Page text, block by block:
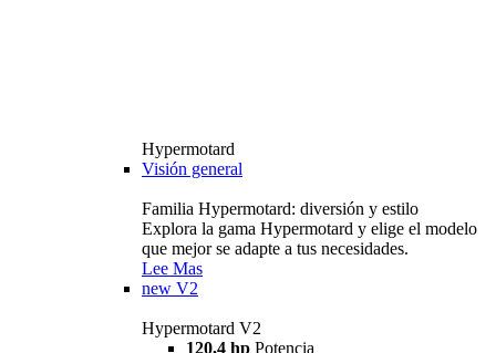
Hypermotard
Visión general
Familia Hypermotard: diversión y estilo
Explora la gama Hypermotard y elige el modelo
que mejor se adapte a tus necesidades.
Lee Mas
new V2
Hypermotard V2
120,4 hp Potencia